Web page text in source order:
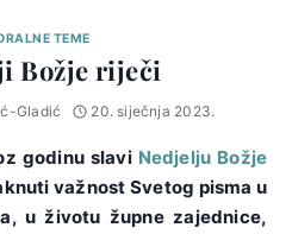
TEME
Božje riječi
Gladić 20. siječnja 2023.
godinu slavi Nedjelju Božje
važnost Svetog pisma u
u životu župne zajednice,